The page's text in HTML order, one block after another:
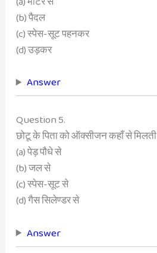
(b) पैदल
(c) स्पेस-सूट पहनकर
(d) उड़कर
Answer
Question 5.
छोटू के पिता को ऑक्सीजन कहाँ से मिलती
(a) पेड़ पौधे से
(b) जल से
(c) स्पेस-सूट से
(d) गैस सिलेण्डर से
Answer